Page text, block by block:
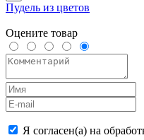
Пудель из цветов
Оцените товар
Я согласен(а) на